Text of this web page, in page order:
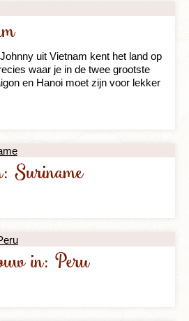
uit Vietnam kent het land op
waar je in de twee grootste
en Hanoi moet zijn voor lekker
Suriname
in: Peru